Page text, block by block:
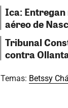
Ica:
aéreo de
Tribunal
contra
Temas: Betssy